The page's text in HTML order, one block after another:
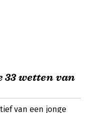
33 wetten van
van een jonge